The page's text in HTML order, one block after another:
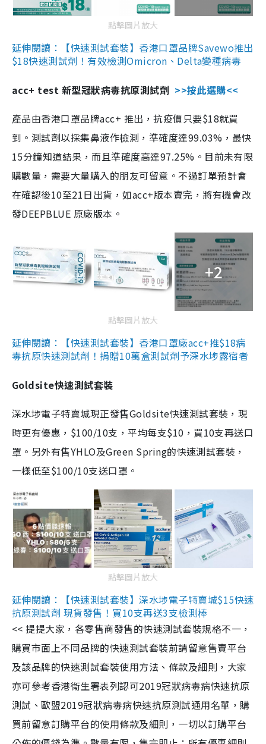
點擊圖片放大
延伸閱讀：【快速測試套裝】香港口罩品牌Savewo推出
$18快速測試劑！有效檢測Omicron、Delta變種病毒
acc+ test 新型冠狀病毒抗原測試劑 >>按此選購<<
產品由香港口罩品牌acc+ 推出，抗疫價只要$18就買
到。測試劑以採集鼻液作檢測，準確度達99.03%，最快
15分鐘知道結果，而且準確度高達97.25%。目前未有限
購數量，需要大量購入的朋友可留意。不過訂單預計會
在確認後10至21日出貨，如acc+版本賣完，將有機會改
發DEEPBLUE 原廠版本。
+2
點擊圖片放大
延伸閱讀：【快速測試套裝】香港口罩廠acc+推$18病
毒抗原快速測試劑！捐贈10萬盒測試劑予深水埗露宿者
Goldsite快速測試套裝
深水埗電子特賣城現正發售Goldsite快速測試套裝，現
時更有優惠，$100/10支，平均每支$10，買10支再送口
罩。另外有售YHLO及Green Spring的快速測試套裝，
一樣低至$100/10支送口罩。
點擊圖片放大
延伸閱讀：【快速測試套裝】深水埗電子特賣城$15快速
抗原測試劑 現貨發售！買10支再送3支檢測棒
<< 提提大家，各零售商發售的快速測試套裝規格不一，
購買市面上不同品牌的快速測試套裝前請留意售賣平台
及該品牌的快速測試套裝使用方法、條款及細則，大家
亦可參考香港衞生署表列認可2019冠狀病毒病快速抗原
測試、歐盟2019冠狀病毒病快速抗原測試通用名單，購
買前留意訂購平台的使用條款及細則，一切以訂購平台